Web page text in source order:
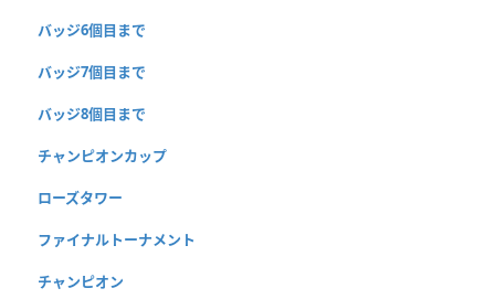
バッジ6個目まで
バッジ7個目まで
バッジ8個目まで
チャンピオンカップ
ローズタワー
ファイナルトーナメント
チャンピオン